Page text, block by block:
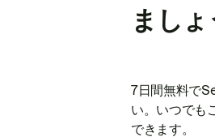
ましょ
7日間無料で
い。いつでも
できます。